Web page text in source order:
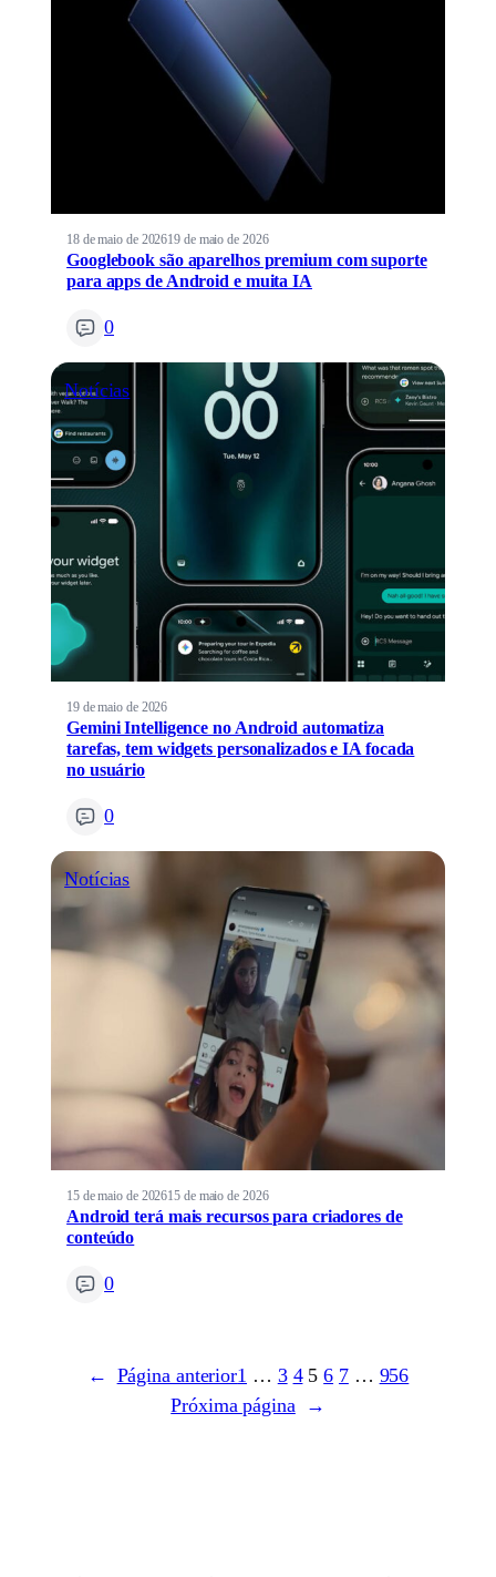
18 de maio de 202619 de maio de 2026
Googlebook são aparelhos premium com suporte
para apps de Android e muita IA
0
Notícias
19 de maio de 2026
Gemini Intelligence no Android automatiza
tarefas, tem widgets personalizados e IA focada
no usuário
0
Notícias
15 de maio de 202615 de maio de 2026
Android terá mais recursos para criadores de
conteúdo
0
← Página anterior1 … 3 4 5 6 7 … 956
Próxima página
→